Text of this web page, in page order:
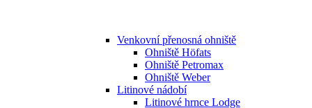
Venkovní přenosná ohniště
Ohniště Höfats
Ohniště Petromax
Ohniště Weber
Litinové nádobí
Litinové hrnce Lodge